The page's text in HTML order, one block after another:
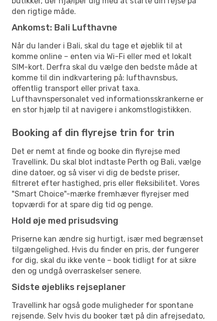
den rigtige måde.
Ankomst: Bali Lufthavne
Når du lander i Bali, skal du tage et øjeblik til at
komme online – enten via Wi-Fi eller med et lokalt
SIM-kort. Derfra skal du vælge den bedste måde at
komme til din indkvartering på: lufthavnsbus,
offentlig transport eller privat taxa.
Lufthavnspersonalet ved informationsskrankerne er
en stor hjælp til at navigere i ankomstlogistikken.
Booking af din flyrejse trin for trin
Det er nemt at finde og booke din flyrejse med
Travellink. Du skal blot indtaste Perth og Bali, vælge
dine datoer, og så viser vi dig de bedste priser,
filtreret efter hastighed, pris eller fleksibilitet. Vores
"Smart Choice"-mærke fremhæver flyrejser med
topværdi for at spare dig tid og penge.
Hold øje med prisudsving
Priserne kan ændre sig hurtigt, især med begrænset
tilgængelighed. Hvis du finder en pris, der fungerer
for dig, skal du ikke vente – book tidligt for at sikre
den og undgå overraskelser senere.
Sidste øjebliks rejseplaner
Travellink har også gode muligheder for spontane
rejsende. Selv hvis du booker tæt på din afrejsedato,